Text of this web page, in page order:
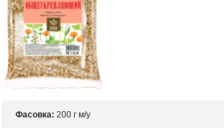
Фасовка: 200 г м/у